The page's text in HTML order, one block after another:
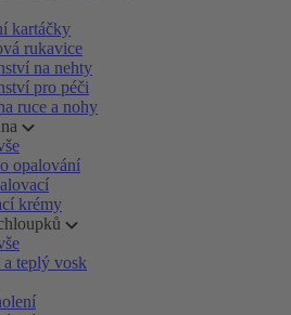
kartáčky
rukavice
na nehty
pro péči
ruce a nohy
opalování
krémy
a teplý vosk